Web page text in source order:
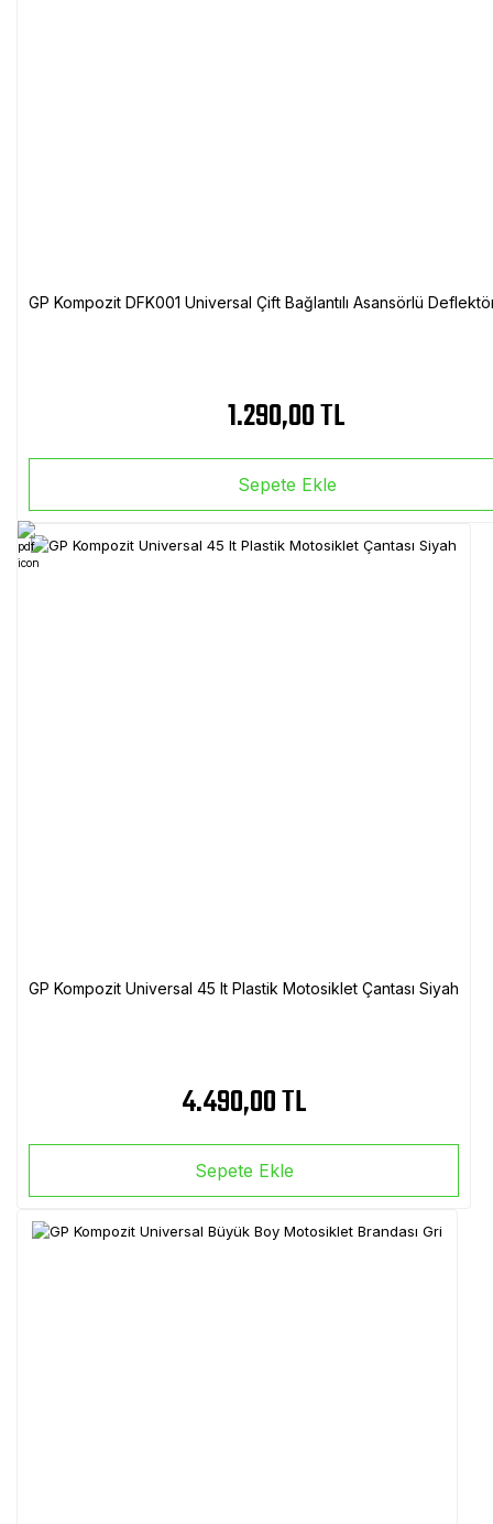
GP Kompozit DFK001 Universal Çift Bağlantılı Asansörlü
1.290,00 TL
Sepete Ekle
GP Kompozit Universal 45 lt Plastik Motosiklet Çantası Siyah
4.490,00 TL
Sepete Ekle